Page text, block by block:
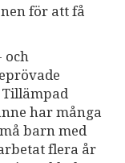
för att få
och
Tillämpad
har många
barn med
flera år